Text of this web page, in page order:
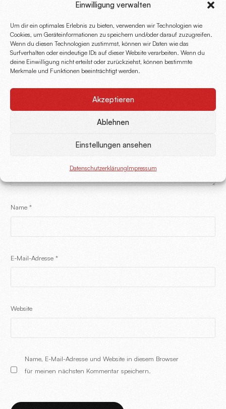
Einwilligung verwalten
Um dir ein optimales Erlebnis zu bieten, verwenden wir Technologien wie
Cookies, um Geräteinformationen zu speichern und/oder darauf zuzugreifen.
Wenn du diesen Technologien zustimmst, können wir Daten wie das
Surfverhalten oder eindeutige IDs auf dieser Website verarbeiten. Wenn du
deine Einwilligung nicht erteilst oder zurückziehst, können bestimmte
Merkmale und Funktionen beeinträchtigt werden.
Akzeptieren
Ablehnen
Einstellungen ansehen
DatenschutzerklärungImpressum
SCHREIBE EINEN KOMMENTAR
Deine E-Mail-Adresse wird nicht veröffentlicht.
Erforderliche Felder sind mit*markiert
Name*
E-Mail-Adresse*
Website
Name, E-Mail-Adresse und Website in diesem Browser
für meinen nächsten Kommentar speichern.